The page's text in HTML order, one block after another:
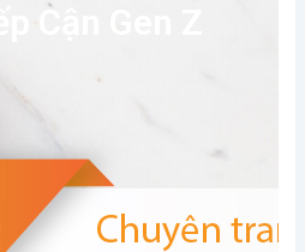
Cận Gen Z